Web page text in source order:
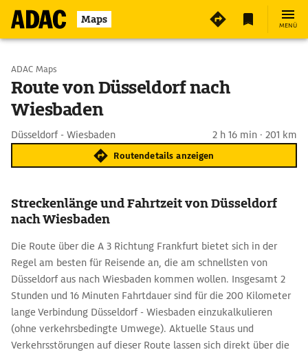
Maps MENÜ
Start wählen
Ziel eingeben
ADAC Maps
Route von Düsseldorf nach
Wiesbaden
Düsseldorf - Wiesbaden 2 h 16 min · 201 km
Routendetails anzeigen
Streckenlänge und Fahrtzeit von Düsseldorf
nach Wiesbaden
Die Route über die A 3 Richtung Frankfurt bietet sich in der
Regel am besten für Reisende an, die am schnellsten von
Düsseldorf aus nach Wiesbaden kommen wollen. Insgesamt 2
Stunden und 16 Minuten Fahrtdauer sind für die 200 Kilometer
lange Verbindung Düsseldorf - Wiesbaden einzukalkulieren
(ohne verkehrsbedingte Umwege). Aktuelle Staus und
Verkehrsstörungen auf dieser Route lassen sich direkt über die